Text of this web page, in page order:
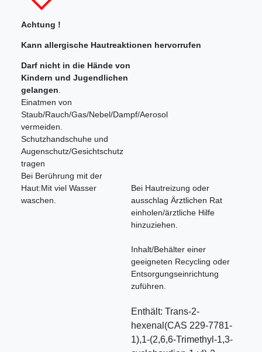
Achtung !
Kann allergische Hautreaktionen hervorrufen
Darf nicht in die Hände von
Kindern und Jugendlichen
gelangen
Einatmen von
Staub/Rauch/Gas/Nebel/Dampf/Aerosol
vermeiden.
Schutzhandschuhe und
Augenschutz/Gesichtschutz
tragen
Bei Berührung mit der
Haut:Mit viel Wasser
waschen.
Bei Hautreizung oder
ausschlag Ärztlichen Rat
einholen/ärztliche Hilfe
hinzuziehen.
Inhalt/Behälter einer
geeigneten Recycling oder
Entsorgungseinrichtung
zuführen.
Enthält: Trans-2-
hexenal(CAS 229-7781-
1),1-(2,6,6-Trimethyl-1,3-